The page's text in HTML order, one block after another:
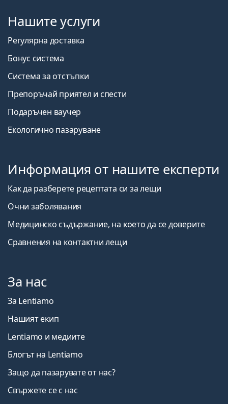
Нашите услуги
Регулярна доставка
Бонус система
Система за отстъпки
Препоръчай приятел и спести
Подаръчен ваучер
Екологично пазаруване
Информация от нашите експерти
Как да разберете рецептата си за лещи
Очни заболявания
Медицинско съдържание, на което да се доверите
Сравнения на контактни лещи
За нас
За Lentiamo
Нашият екип
Lentiamo и медиите
Блогът на Lentiamo
Защо да пазарувате от нас?
Свържете се с нас